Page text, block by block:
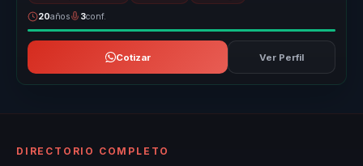
20años 3conf.
Cotizar Ver Perfil
DIRECTORIO COMPLETO